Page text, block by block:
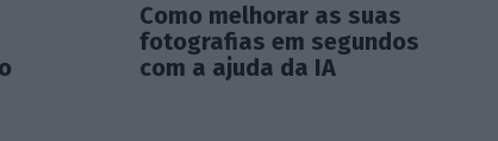
Como melhorar as suas
fotografias em segundos
com a ajuda da IA